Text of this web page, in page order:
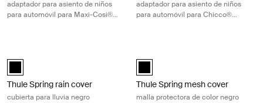
adaptador para asiento de niños
para automóvil para Maxi-Cosi®
adaptador para asiento de niños
para automóvil para Chicco®
Thule Spring rain cover Negro (selected)
Thule Spring rain cover
cubierta para lluvia negro
Thule Spring mesh cover Negro
Thule Spring mesh cover
malla protectora de color negro